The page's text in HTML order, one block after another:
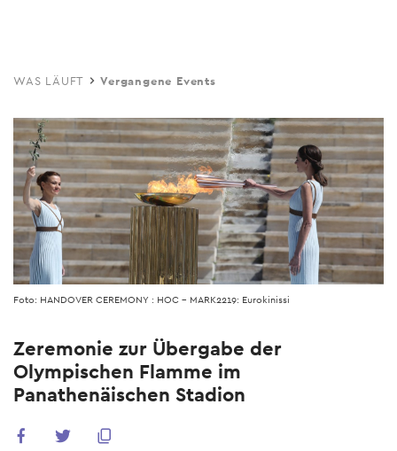
main
WAS LÄUFT Vergangene Events
Foto: HANDOVER CEREMONY : HOC - MARK2219: Eurokinissi
Zeremonie zur Übergabe der
Olympischen Flamme im
Panathenäischen Stadion